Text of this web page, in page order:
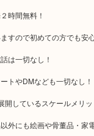
時間無料！
すので初めての方でも安
は一切なし！
トやDMなども一切なし！
開しているスケールメリッ
外にも絵画や骨董品・家